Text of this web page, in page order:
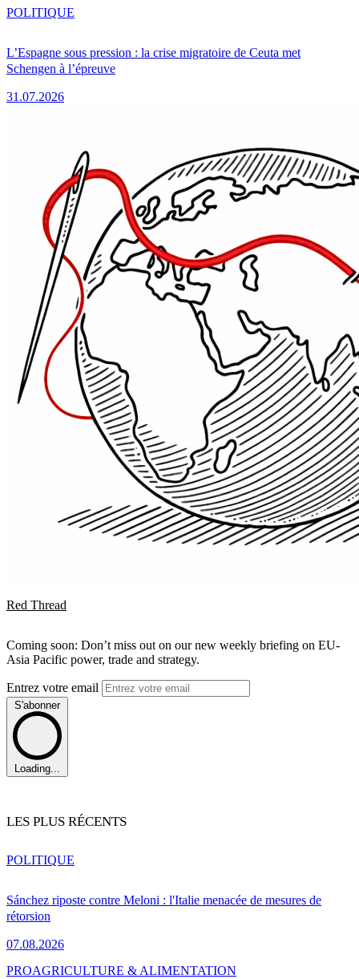
L’Espagne sous pression : la crise migratoire de Ceuta met
Schengen à l’épreuve
31.07.2026
POLITIQUE
Red Thread
Coming soon: Don’t miss out on our new weekly briefing on EU-
Asia Pacific power, trade and strategy.
Entrez votre email
S'abonner
Loading...
LES PLUS RÉCENTS
Sánchez riposte contre Meloni : l'Italie menacée de mesures de
rétorsion
07.08.2026
POLITIQUE
PROAGRICULTURE & ALIMENTATION